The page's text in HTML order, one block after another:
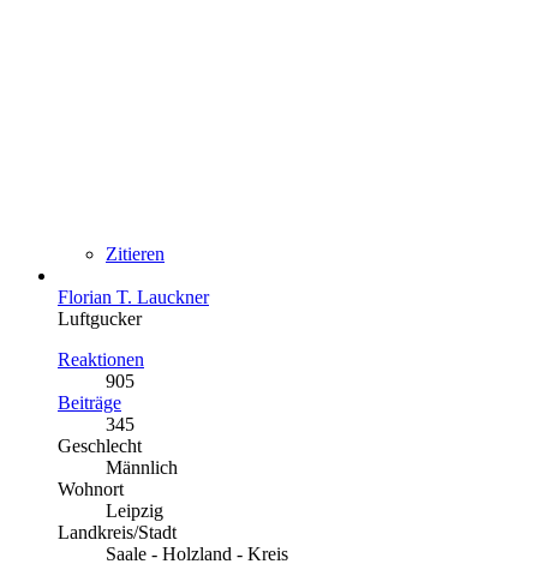
Zitieren
Florian T. Lauckner
Luftgucker
Reaktionen
905
Beiträge
345
Geschlecht
Männlich
Wohnort
Leipzig
Landkreis/Stadt
Saale - Holzland - Kreis